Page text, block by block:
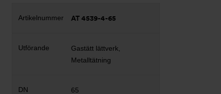
AT 4539-4-65
Gastätt lättverk,
Metalltätning
65